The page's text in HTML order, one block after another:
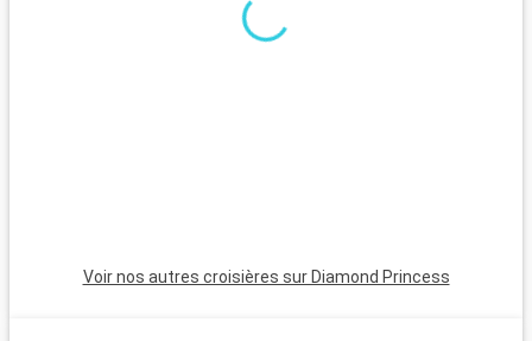
Voir nos autres croisières sur Diamond Princess